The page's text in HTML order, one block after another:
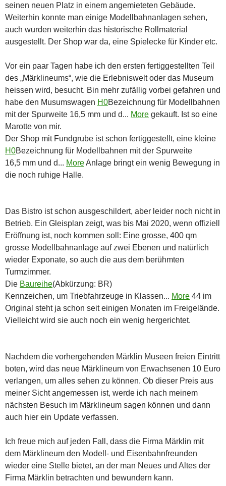
seinen neuen Platz in einem angemieteten Gebäude.
Weiterhin konnte man einige Modellbahnanlagen sehen,
auch wurden weiterhin das historische Rollmaterial
ausgestellt. Der Shop war da, eine Spielecke für Kinder etc.
Vor ein paar Tagen habe ich den ersten fertiggestellten Teil
des „Märklineums“, wie die Erlebniswelt oder das Museum
heissen wird, besucht. Bin mehr zufällig vorbei gefahren und
habe den Musumswagen H0Bezeichnung für Modellbahnen
mit der Spurweite 16,5 mm und d... More gekauft. Ist so eine
Marotte von mir.
Der Shop mit Fundgrube ist schon fertiggestellt, eine kleine
H0Bezeichnung für Modellbahnen mit der Spurweite
16,5 mm und d... MoreAnlage bringt ein wenig Bewegung in
die noch ruhige Halle.
Das Bistro ist schon ausgeschildert, aber leider noch nicht in
Betrieb. Ein Gleisplan zeigt, was bis Mai 2020, wenn offiziell
Eröffnung ist, noch kommen soll: Eine grosse, 400 qm
grosse Modellbahnanlage auf zwei Ebenen und natürlich
wieder Exponate, so auch die aus dem berühmten
Turmzimmer.
Die Baureihe(Abkürzung: BR)
Kennzeichen, um Triebfahrzeuge in Klassen... More 44 im
Original steht ja schon seit einigen Monaten im Freigelände.
Vielleicht wird sie auch noch ein wenig hergerichtet.
Nachdem die vorhergehenden Märklin Museen freien Eintritt
boten, wird das neue Märklineum von Erwachsenen 10 Euro
verlangen, um alles sehen zu können. Ob dieser Preis aus
meiner Sicht angemessen ist, werde ich nach meinem
nächsten Besuch im Märklineum sagen können und dann
auch hier ein Update verfassen.
Ich freue mich auf jeden Fall, dass die Firma Märklin mit
dem Märklineum den Modell- und Eisenbahnfreunden
wieder eine Stelle bietet, an der man Neues und Altes der
Firma Märklin betrachten und bewundern kann.